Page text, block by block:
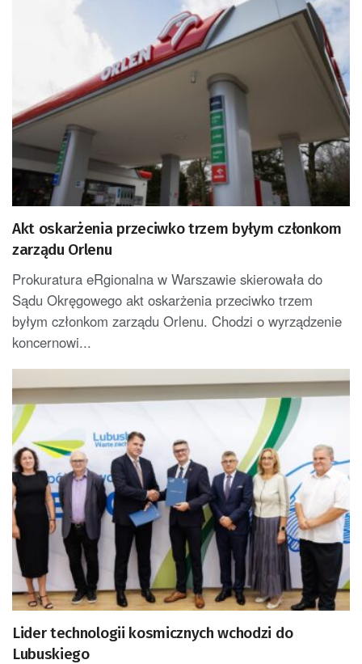
Akt oskarżenia przeciwko trzem byłym członkom
zarządu Orlenu
Prokuratura eRgionalna w Warszawie skierowała do
Sądu Okręgowego akt oskarżenia przeciwko trzem
byłym członkom zarządu Orlenu. Chodzi o wyrządzenie
koncernowi...
Lider technologii kosmicznych wchodzi do
Lubuskiego